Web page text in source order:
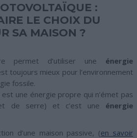
:
LE CHOIX DU
SA MAISON ?
permet d’utiliser une énergie
toujours mieux pour l’environnement
fossile.
est une énergie propre qui n’émet pas
de serre) et c’est une énergie
d’une maison passive, (en savoir